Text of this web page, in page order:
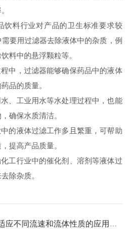
料行业对产品的卫生标准要求较
要用过滤器去除液体中的杂质，例
料中的悬浮颗粒等。
，过滤器能够确保药品中的液体
品的质量。
工业用水等水处理过程中，也能
确保水质清洁。
液体过滤工作多且繁重，可帮助
提高产品质量。
行业中的催化剂、溶剂等液体过
除杂质。
不同流速和流体性质的应用场景